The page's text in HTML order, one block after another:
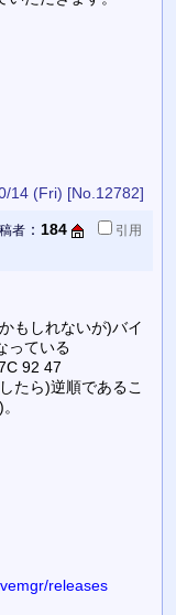
14 (Fri) [No.12782]
者： 184
引用
もしれないが)バイ
っている
92 47
たら)逆順であるこ
releases